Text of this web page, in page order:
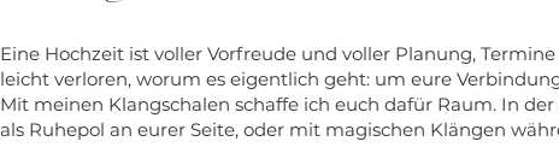
Eine Hochzeit ist voller Vorfreude und voller Planung,
leicht verloren, worum es eigentlich geht: um eure
Mit meinen Klangschalen schaffe ich euch dafür Raum. In
als Ruhepol an eurer Seite, oder mit magischen Klängen